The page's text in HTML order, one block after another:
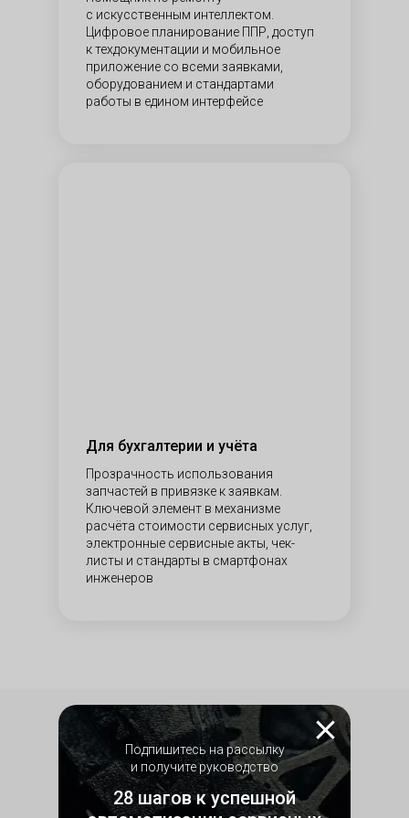
Прозрачность использования
запчастей в привязке к заявкам.
Ключевой элемент в механизме
расчёта стоимости сервисных услуг,
электронные сервисные акты, чек-
листы и стандарты в смартфонах
инженеров
Для бухгалтерии и учёта
с искусственным интеллектом.
Цифровое планирование ППР, доступ
к техдокументации и мобильное
приложение со всеми заявками,
оборудованием и стандартами
работы в едином интерфейсе
Функциональные
возможности HubEx ТОиР
диспетчерская
и компетенции
персонала
помощник сервисного
28 шагов к успешной
Подпишитесь на рассылку
и получите руководство